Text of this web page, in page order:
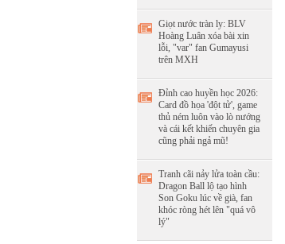
Giọt nước tràn ly: BLV
Hoàng Luân xóa bài xin
lỗi, "var" fan Gumayusi
trên MXH
Đỉnh cao huyền học 2026:
Card đồ họa 'đột tử', game
thủ ném luôn vào lò nướng
và cái kết khiến chuyên gia
cũng phải ngả mũ!
Tranh cãi nảy lửa toàn cầu:
Dragon Ball lộ tạo hình
Son Goku lúc về già, fan
khóc ròng hét lên "quá vô
lý"